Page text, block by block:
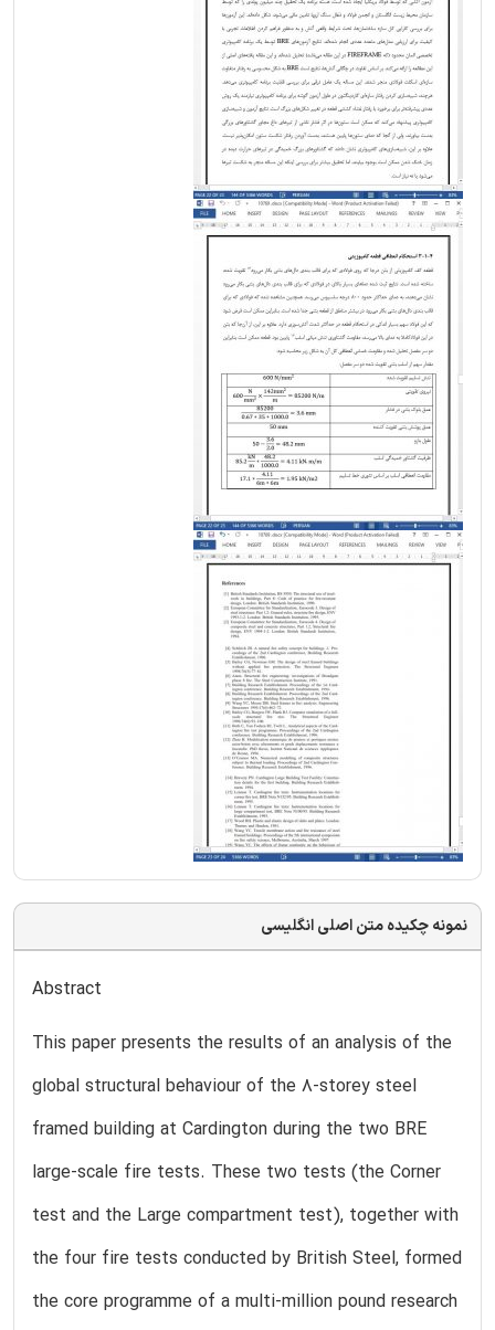
نمونه چکیده متن اصلی انگلیسی
Abstract
This paper presents the results of an analysis of the
global structural behaviour of the 8-storey steel
framed building at Cardington during the two BRE
large-scale fire tests. These two tests (the Corner
test and the Large compartment test), together with
the four fire tests conducted by British Steel, formed
the core programme of a multi-million pound research